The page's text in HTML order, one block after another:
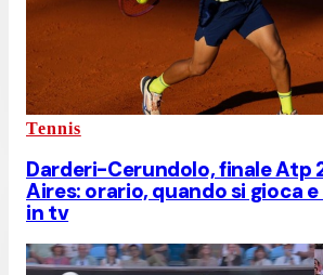
Tennis
Darderi-Cerundolo, finale Atp
Aires: orario, quando si gioca
in tv